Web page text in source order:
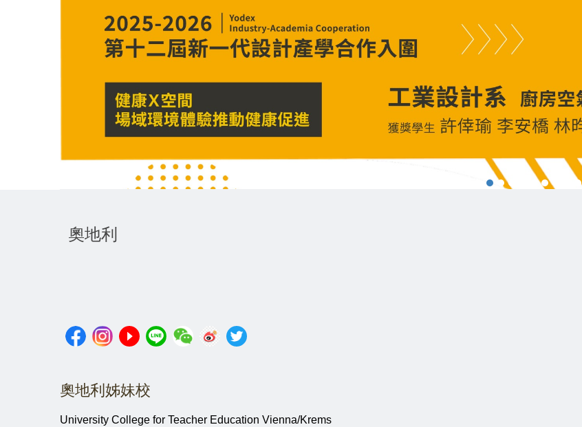
奧地利
奧地利姊妹校
University College for Teacher Education Vienna/Krems